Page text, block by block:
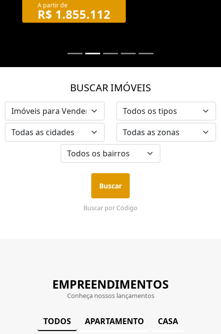
A partir de
R$ 1.855.112
BUSCAR IMÓVEIS
Buscar
Buscar por Código
EMPREENDIMENTOS
Conheça nossos lançamentos
TODOS APARTAMENTO
CASA